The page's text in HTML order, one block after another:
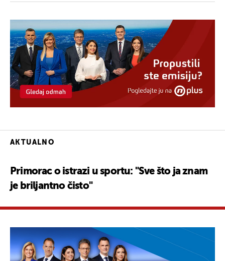
AKTUALNO
Primorac o istrazi u sportu: "Sve što ja znam
je briljantno čisto"